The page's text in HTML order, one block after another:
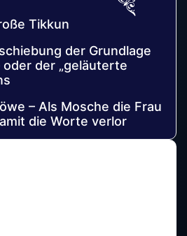
Tikkun
der Grundlage
oder der „geläuterte
– Als Mosche die Frau
die Worte verlor